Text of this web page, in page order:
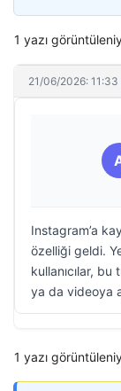
1 yazı
21/06/2026: 11:33
Instagram’a
özelliği geldi.
kullanıcılar,
ya da videoya
1 yazı